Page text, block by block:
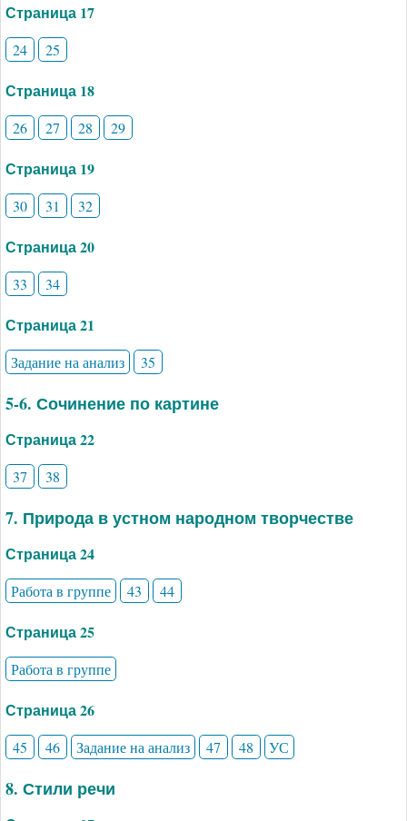
Страница 17
24 25
Страница 18
26 27 28 29
Страница 19
30 31 32
Страница 20
33 34
Страница 21
Задание на анализ 35
5-6. Сочинение по картине
Страница 22
37 38
7. Природа в устном народном творчестве
Страница 24
Работа в группе 43 44
Страница 25
Работа в группе
Страница 26
45 46 Задание на анализ 47 48 УС
8. Стили речи